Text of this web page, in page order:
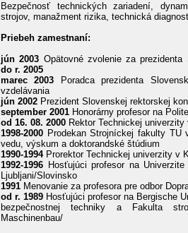
Bezpečnosť technických zariadení,
strojov, manažment rizika, technická
Priebeh zamestnaní:
jún 2003 Opätovné zvolenie za
do r. 2005
marec 2003 Poradca prezidenta
vzdelávania
jún 2002 Prezident Slovenskej rektorskej
september 2001 Honorárny profesor na
od 16. 08. 2000 Rektor Technickej
1998-2000 Prodekan Strojníckej fakulty TU
vedu, výskum a doktorandské štúdium
1990-1994Prorektor Technickej univerzity v
1992-1996 Hosťujúci profesor na
Ljubljani/Slovinsko
1991 Menovanie za profesora pre odbor
od r. 1989 Hosťujúci profesor na Bergische
bezpečnostnej techniky a Fakulta
Maschinenbau/